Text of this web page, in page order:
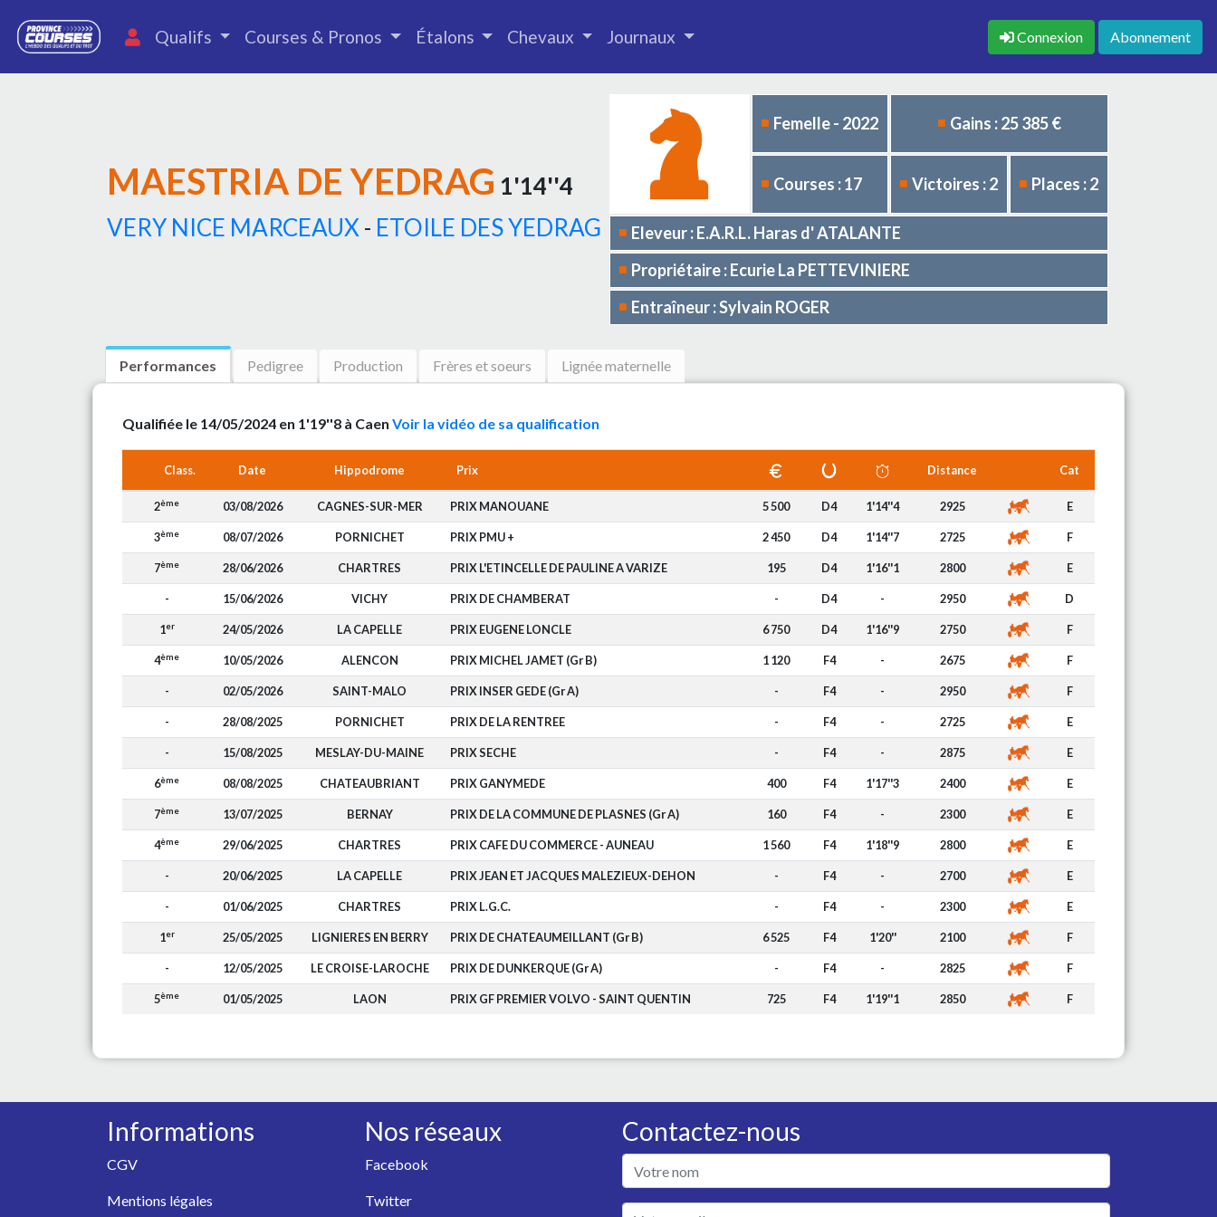
Qualifs Courses & Pronos Étalons Chevaux Journaux Connexion Abonnement
MAESTRIA DE YEDRAG 1'14''4
VERY NICE MARCEAUX - ETOILE DES YEDRAG
Femelle - 2022 Gains : 25 385 €
Courses : 17 Victoires : 2 Places : 2
Eleveur : E.A.R.L. Haras d' ATALANTE
Propriétaire : Ecurie La PETTEVINIERE
Entraîneur : Sylvain ROGER
Performances Pedigree Production Frères et soeurs Lignée maternelle
Qualifiée le 14/05/2024 en 1'19''8 à Caen Voir la vidéo de sa qualification
Class. Date Hippodrome Prix Distance Cat
2ème 03/08/2026 CAGNES-SUR-MER PRIX MANOUANE 5 500 D4 1'14''4 2925 E
3ème 08/07/2026 PORNICHET PRIX PMU + 2 450 D4 1'14''7 2725 F
7ème 28/06/2026 CHARTRES PRIX L'ETINCELLE DE PAULINE A VARIZE 195 D4 1'16''1 2800 E
- 15/06/2026 VICHY PRIX DE CHAMBERAT - D4 - 2950 D
1er 24/05/2026 LA CAPELLE PRIX EUGENE LONCLE 6 750 D4 1'16''9 2750 F
4ème 10/05/2026 ALENCON PRIX MICHEL JAMET (Gr B) 1 120 F4 - 2675 F
- 02/05/2026 SAINT-MALO PRIX INSER GEDE (Gr A) - F4 - 2950 F
- 28/08/2025 PORNICHET PRIX DE LA RENTREE - F4 - 2725 E
- 15/08/2025 MESLAY-DU-MAINE PRIX SECHE - F4 - 2875 E
6ème 08/08/2025 CHATEAUBRIANT PRIX GANYMEDE 400 F4 1'17''3 2400 E
7ème 13/07/2025 BERNAY PRIX DE LA COMMUNE DE PLASNES (Gr A) 160 F4 - 2300 E
4ème 29/06/2025 CHARTRES PRIX CAFE DU COMMERCE - AUNEAU 1 560 F4 1'18''9 2800 E
- 20/06/2025 LA CAPELLE PRIX JEAN ET JACQUES MALEZIEUX-DEHON - F4 - 2700 E
- 01/06/2025 CHARTRES PRIX L.G.C. - F4 - 2300 E
1er 25/05/2025 LIGNIERES EN BERRY PRIX DE CHATEAUMEILLANT (Gr B) 6 525 F4 1'20'' 2100 F
- 12/05/2025 LE CROISE-LAROCHE PRIX DE DUNKERQUE (Gr A) - F4 - 2825 F
5ème 01/05/2025 LAON PRIX GF PREMIER VOLVO - SAINT QUENTIN 725 F4 1'19''1 2850 F
Informations
CGV
Mentions légales
Nos réseaux
Facebook
Twitter
Contactez-nous